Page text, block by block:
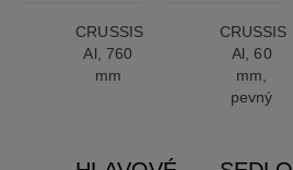
CRUSSIS
Al, 760
mm
CRUSSIS
Al, 60
mm,
pevný